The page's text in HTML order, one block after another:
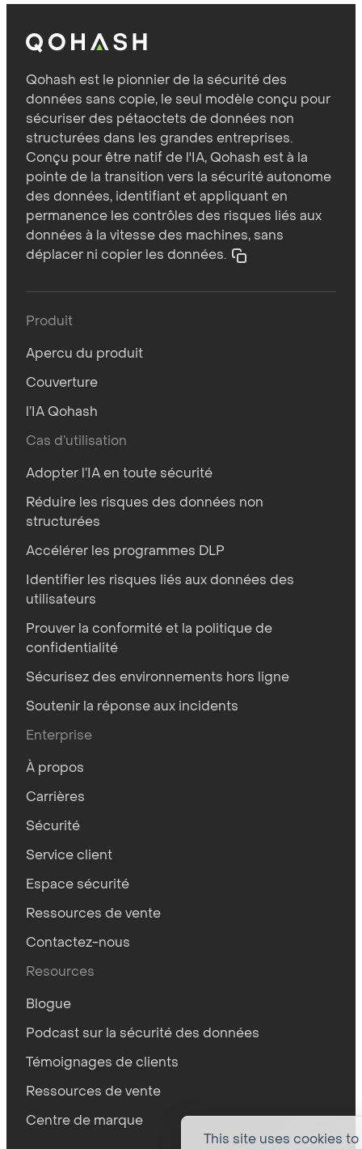
This site uses cookies
Qohash est le pionnier de la sécurité des
données sans copie, le seul modèle conçu pour
sécuriser des pétaoctets de données non
structurées dans les grandes entreprises.
Conçu pour être natif de l'IA, Qohash est à la
pointe de la transition vers la sécurité autonome
des données, identifiant et appliquant en
permanence les contrôles des risques liés aux
données à la vitesse des machines, sans
déplacer ni copier les données.
Produit
Apercu du produit
Couverture
l’IA Qohash
Cas d’utilisation
Adopter l’IA en toute sécurité
Réduire les risques des données non
structurées
Accélérer les programmes DLP
Identifier les risques liés aux données des
utilisateurs
Prouver la conformité et la politique de
confidentialité
Sécurisez des environnements hors ligne
Soutenir la réponse aux incidents
Enterprise
À propos
Carrières
Sécurité
Service client
Espace sécurité
Ressources de vente
Contactez-nous
Resources
Blogue
Podcast sur la sécurité des données
Témoignages de clients
Ressources de vente
Centre de marque